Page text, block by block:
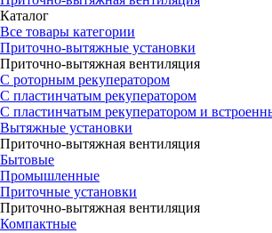
Каталог
Все товары категории
Приточно-вытяжные установки
Приточно-вытяжная вентиляция
С роторным рекуператором
С пластинчатым рекуператором
С пластинчатым рекуператором и
Вытяжные установки
Приточно-вытяжная вентиляция
Бытовые
Промышленные
Приточные установки
Приточно-вытяжная вентиляция
Компактные